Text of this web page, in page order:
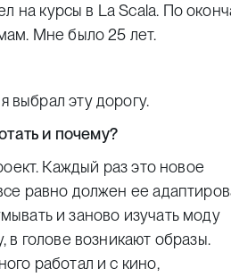
на курсы в La Scala. По
Мне было 25 лет.
выбрал эту дорогу.
и почему?
Каждый раз это новое
равно должен ее
и заново изучать моду
в голове возникают образы.
работал и с кино,